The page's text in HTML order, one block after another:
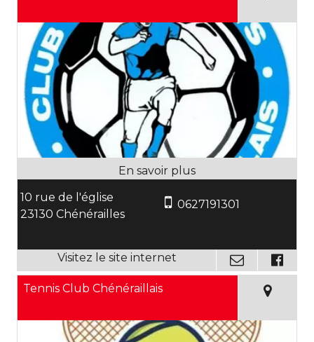
10 rue de l'église
23130 Chénérailles
0627191301
Tennis Club Chénéraillais